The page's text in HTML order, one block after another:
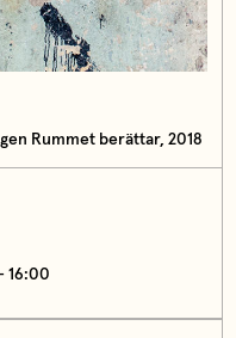
Rummet berättar, 2018
16:00